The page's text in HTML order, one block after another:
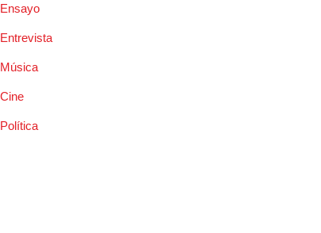
Ensayo
Entrevista
Música
Cine
Política